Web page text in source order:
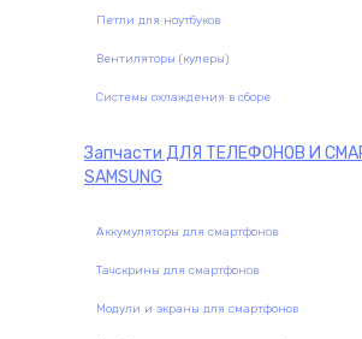
Петли для ноутбуков
Вентиляторы (кулеры)
Системы охлаждения в сборе
Запчасти ДЛЯ ТЕЛЕФОНОВ И
SAMSUNG
Аккумуляторы для смартфонов
Тачскрины для смартфонов
Модули и экраны для смартфонов